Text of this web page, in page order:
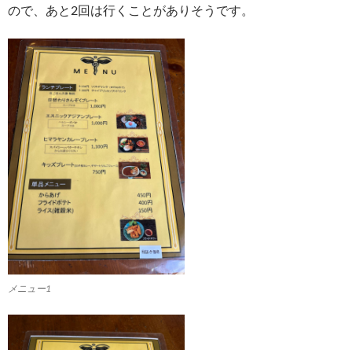
ので、あと2回は行くことがありそうです。
メニュー1